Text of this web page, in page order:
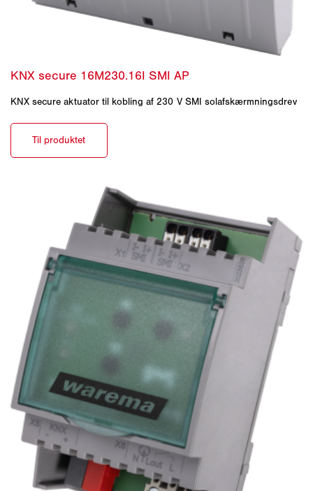
KNX secure aktuator til kobling af 230 V SMI solafskærmningsdrev